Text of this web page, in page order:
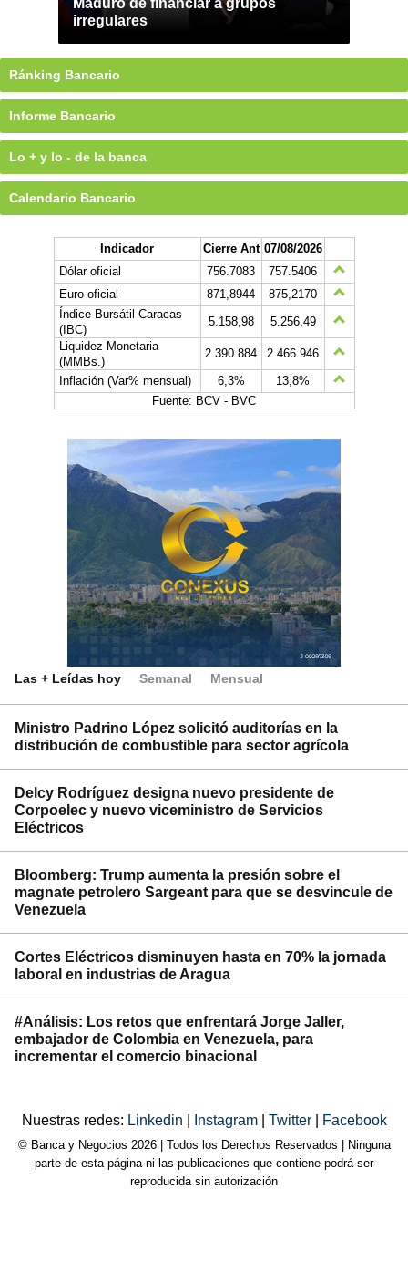
Maduro de financiar a grupos
irregulares
Ránking Bancario
Informe Bancario
Lo + y lo - de la banca
Calendario Bancario
Indicador Cierre Ant 07/08/2026
Dólar oficial
756.7083
757.5406
Euro oficial
871,8944
875,2170
Índice Bursátil Caracas
(IBC)
5.158,98
5.256,49
Liquidez Monetaria
(MMBs.)
2.390.884
2.466.946
Inflación (Var% mensual)
6,3%
13,8%
Fuente: BCV - BVC
Las + Leídas hoy Semanal Mensual
Ministro Padrino López solicitó auditorías en la
distribución de combustible para sector agrícola
Delcy Rodríguez designa nuevo presidente de
Corpoelec y nuevo viceministro de Servicios
Eléctricos
Bloomberg: Trump aumenta la presión sobre el
magnate petrolero Sargeant para que se desvincule de
Venezuela
Cortes Eléctricos disminuyen hasta en 70% la jornada
laboral en industrias de Aragua
#Análisis: Los retos que enfrentará Jorge Jaller,
embajador de Colombia en Venezuela, para
incrementar el comercio binacional
Nuestras redes: Linkedin Instagram Twitter Facebook
© Banca y Negocios 2026 | Todos los Derechos Reservados | Ninguna
parte de esta página ni las publicaciones que contiene podrá ser
reproducida sin autorización